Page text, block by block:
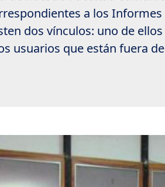
a los
dos vínculos: uno de
usuarios que están fuera